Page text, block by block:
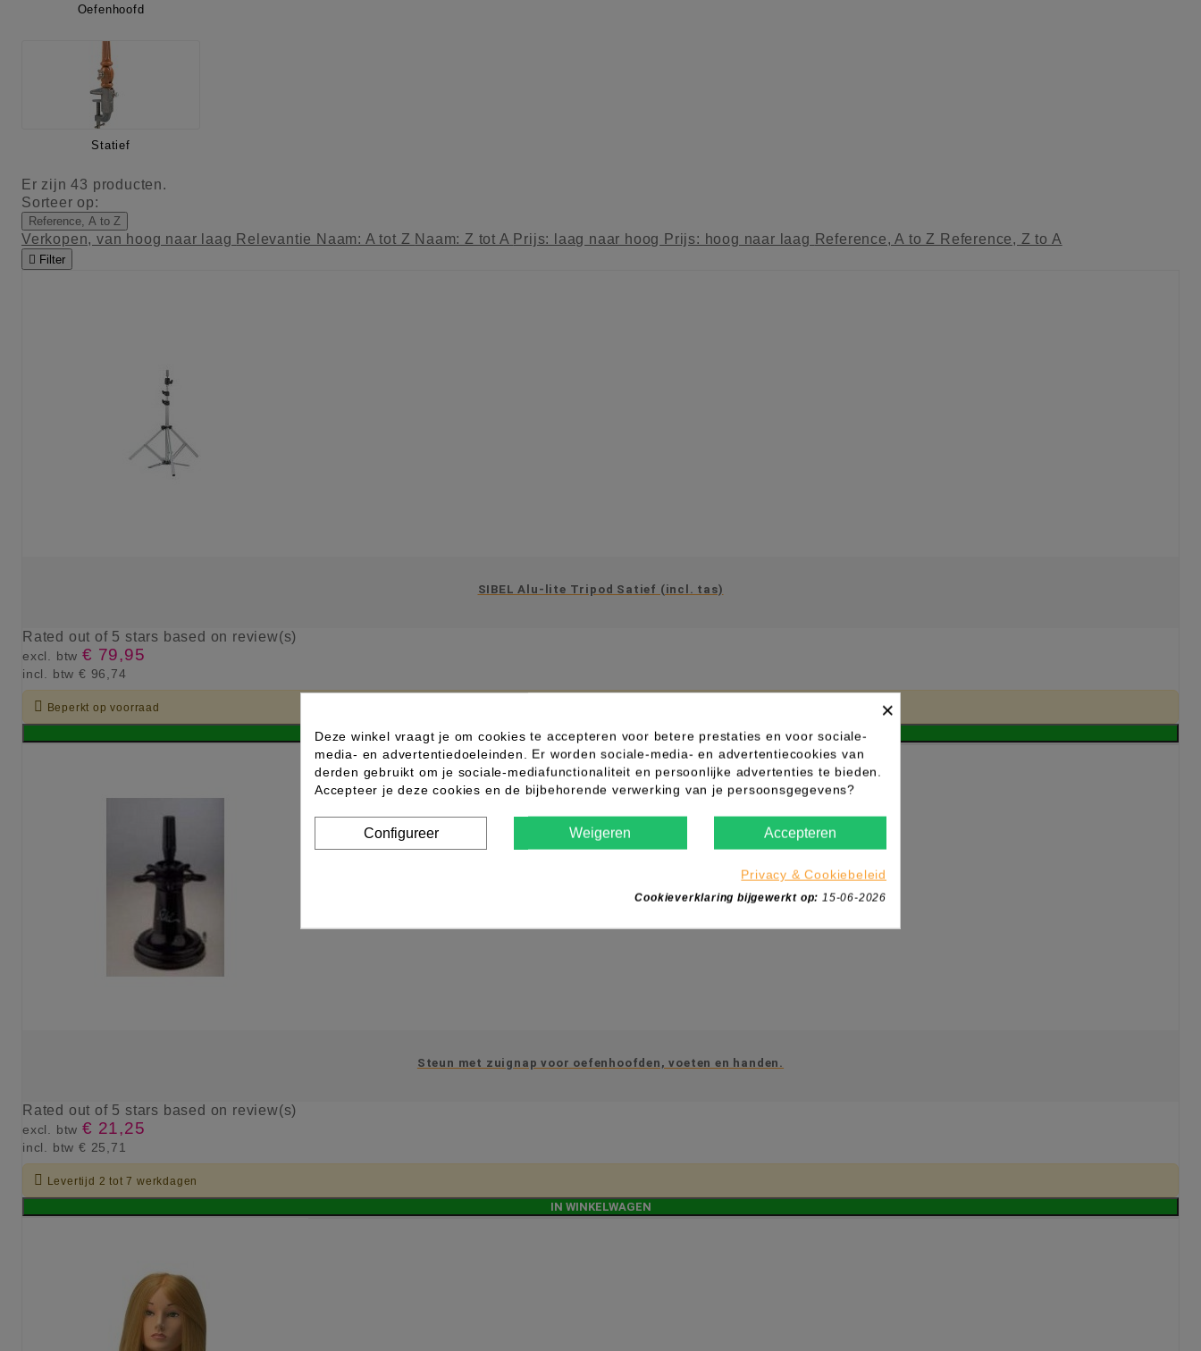
Oefenhoofd
Statief
Er zijn 43 producten.
Sorteer op:
Reference, A to Z
Verkopen, van hoog naar laag Relevantie Naam: A tot Z Naam: Z tot A Prijs: laag naar hoog Prijs: hoog naar laag Reference, A to Z Reference, Z to A
 Filter
SIBEL Alu-lite Tripod Satief (incl. tas)
Rated out of 5 stars based on review(s)
excl. btw € 79,95
incl. btw € 96,74
 Beperkt op voorraad
IN WINKELWAGEN
Steun met zuignap voor oefenhoofden, voeten en handen.
Rated out of 5 stars based on review(s)
excl. btw € 21,25
incl. btw € 25,71
 Levertijd 2 tot 7 werkdagen
IN WINKELWAGEN
×
Deze winkel vraagt je om cookies te accepteren voor betere prestaties en voor sociale-
media- en advertentiedoeleinden. Er worden sociale-media- en advertentiecookies van
derden gebruikt om je sociale-mediafunctionaliteit en persoonlijke advertenties te bieden.
Accepteer je deze cookies en de bijbehorende verwerking van je persoonsgegevens?
Configureer Weigeren Accepteren
Privacy & Cookiebeleid
Cookieverklaring bijgewerkt op: 15-06-2026